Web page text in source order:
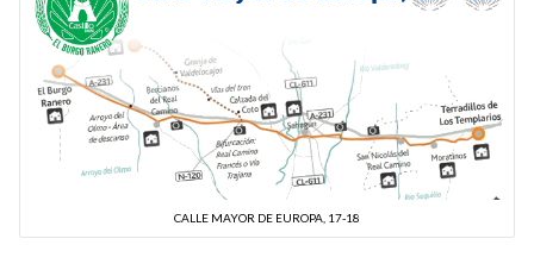
CALLE MAYOR DE EUROPA, 17-18